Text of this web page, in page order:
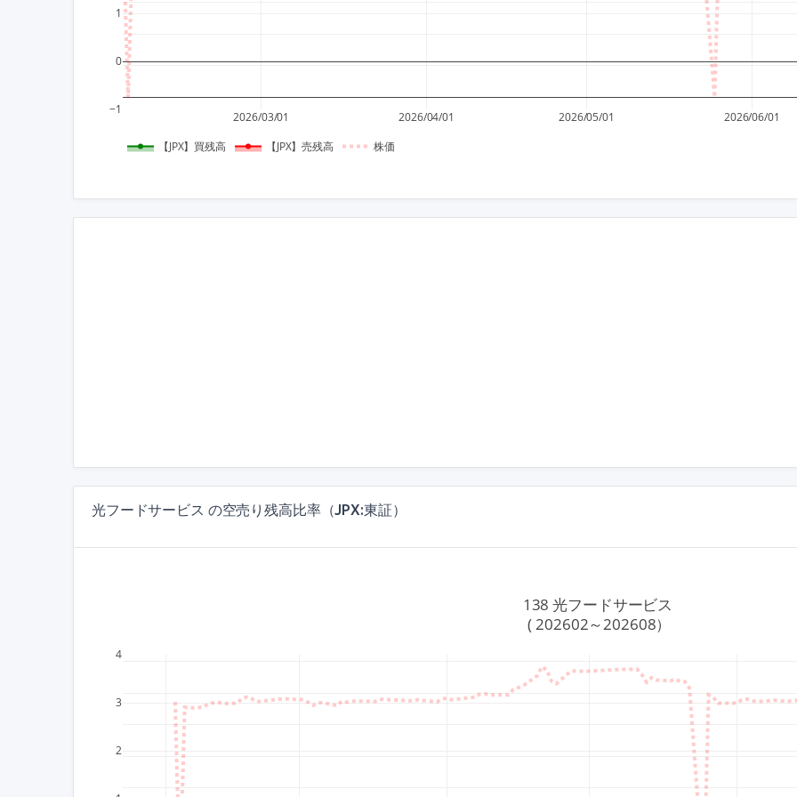
2026/03/01 2026/04/01 2026/05/01 2026/06/01
−1
0
1
【JPX】買残高 【JPX】売残高 株価
光フードサービス の空売り残高比率（JPX:東証）
2
3
4
138 光フードサービス
( 202602～202608）